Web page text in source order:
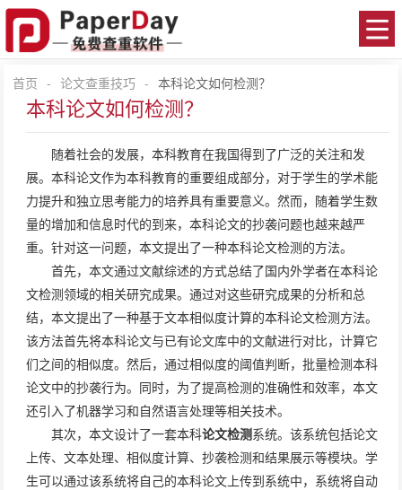
首页 - 论文查重技巧 - 本科论文如何检测？
本科论文如何检测？
随着社会的发展，本科教育在我国得到了广泛的关注和发
展。本科论文作为本科教育的重要组成部分，对于学生的学术能
力提升和独立思考能力的培养具有重要意义。然而，随着学生数
量的增加和信息时代的到来，本科论文的抄袭问题也越来越严
重。针对这一问题，本文提出了一种本科论文检测的方法。
首先，本文通过文献综述的方式总结了国内外学者在本科论
文检测领域的相关研究成果。通过对这些研究成果的分析和总
结，本文提出了一种基于文本相似度计算的本科论文检测方法。
该方法首先将本科论文与已有论文库中的文献进行对比，计算它
们之间的相似度。然后，通过相似度的阈值判断，批量检测本科
论文中的抄袭行为。同时，为了提高检测的准确性和效率，本文
还引入了机器学习和自然语言处理等相关技术。
其次，本文设计了一套本科论文检测系统。该系统包括论文
上传、文本处理、相似度计算、抄袭检测和结果展示等模块。学
生可以通过该系统将自己的本科论文上传到系统中，系统将自动